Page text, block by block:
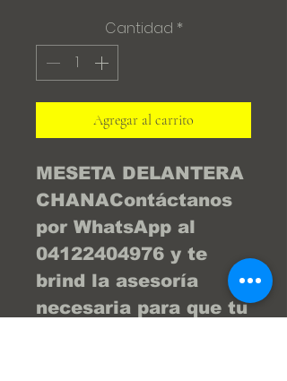
Cantidad *
Agregar al carrito
MESETA DELANTERA
CHANAContáctanos
por WhatsApp al
04122404976 y te
brind la asesoría
necesaria para que tu